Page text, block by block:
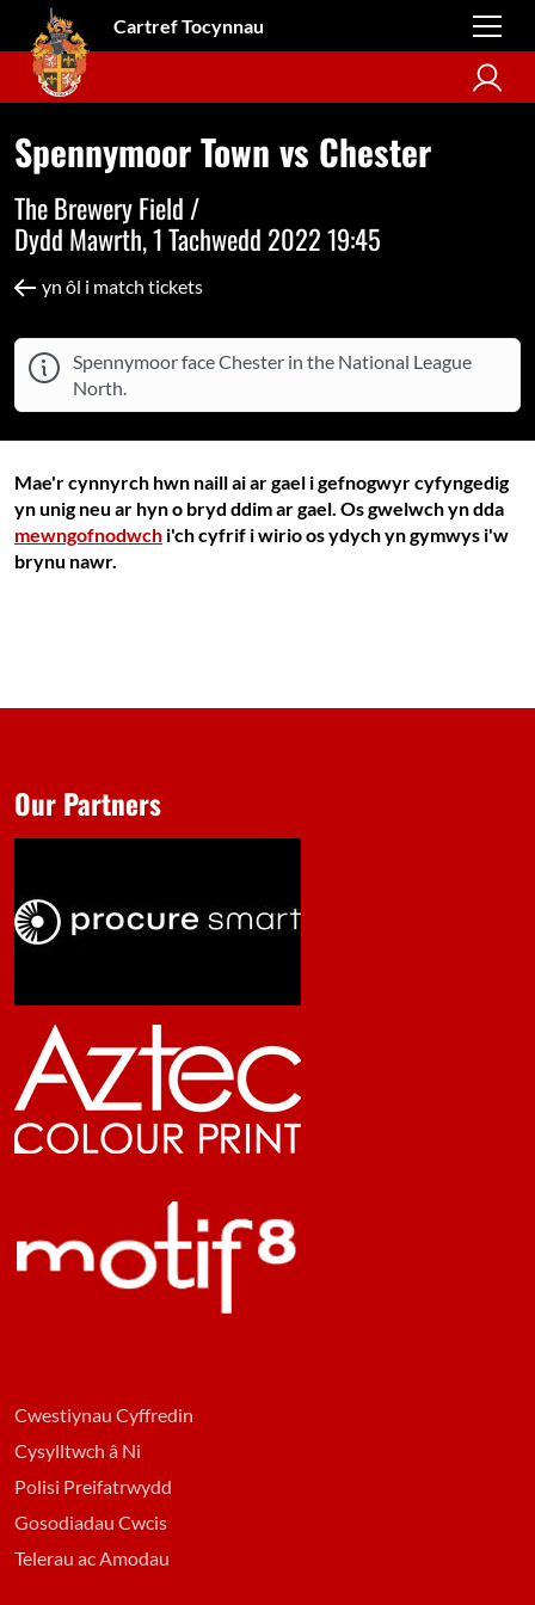
Cartref Tocynnau
Spennymoor Town vs Chester
The Brewery Field /
Dydd Mawrth, 1 Tachwedd 2022 19:45
yn ôl i match tickets
Spennymoor face Chester in the National League
North.
Mae'r cynnyrch hwn naill ai ar gael i gefnogwyr cyfyngedig
yn unig neu ar hyn o bryd ddim ar gael. Os gwelwch yn dda
mewngofnodwch i'ch cyfrif i wirio os ydych yn gymwys i'w
brynu nawr.
Cwestiynau Cyffredin
Cysylltwch â Ni
Polisi Preifatrwydd
Gosodiadau Cwcis
Telerau ac Amodau
Our Partners